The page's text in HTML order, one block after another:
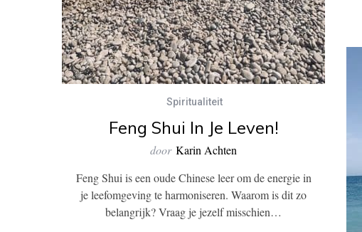
Spiritualiteit
Feng Shui In Je Leven!
door Karin Achten
Feng Shui is een oude Chinese leer om de energie in
je leefomgeving te harmoniseren. Waarom is dit zo
belangrijk? Vraag je jezelf misschien…